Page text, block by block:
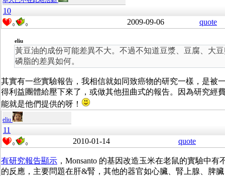
10
0 0 2009-09-06 quote
eliu
黃豆油的成份可能差異不大。不過不知道豆漿、豆腐、大
磷脂的差異如何。
其實有一些實驗報告，我相信就如同致癌物的研究一樣，是被
得利益團體給壓下來了，或做其他扭曲式的報告。因為研究經
能就是他們提供的呀！
eliu
11
0 0 2010-01-14 quote
有研究報告顯示 ，Monsanto 的基因改造玉米在老鼠的實驗中有
的反應，主要問題在肝&腎，其他的器官如心臟、腎上腺、脾